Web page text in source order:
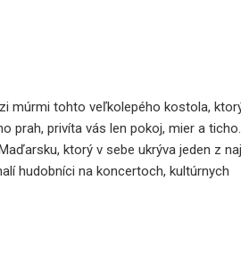
múrmi tohto veľkolepého kostola,
prah, privíta vás len pokoj, mier a
ktorý v sebe ukrýva jeden z
hudobníci na koncertoch, kultúrnych